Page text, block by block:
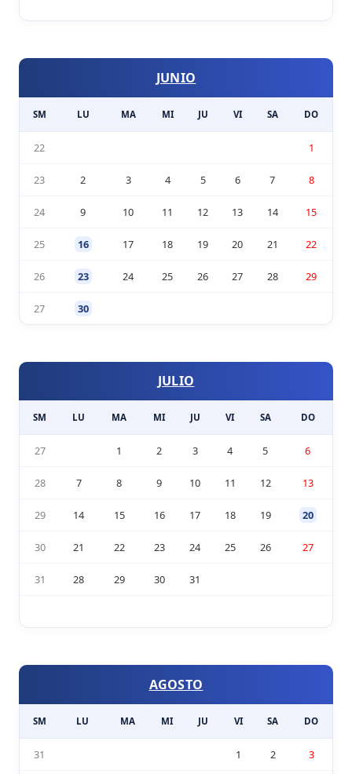
JUNIO
SM LU MA MI JU VI SA DO
22 1
23 2 3 4 5 6 7 8
24 9 10 11 12 13 14 15
25 16 17 18 19 20 21 22
26 23 24 25 26 27 28 29
27 30
JULIO
SM LU MA MI JU VI SA DO
27 1 2 3 4 5 6
28 7 8 9 10 11 12 13
29 14 15 16 17 18 19 20
30 21 22 23 24 25 26 27
31 28 29 30 31
AGOSTO
SM LU MA MI JU VI SA DO
31 1 2 3